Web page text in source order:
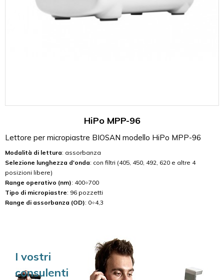
HiPo MPP-96
Lettore per micropiastre BIOSAN modello HiPo MPP-96
Modalità di lettura: assorbanza
Selezione lunghezza d'onda: con filtri (405, 450, 492, 620 e altre 4
posizioni libere)
Range operativo (nm): 400÷700
Tipo di micropiastre: 96 pozzetti
Range di assorbanza (OD): 0÷4,3
I vostri
consulenti